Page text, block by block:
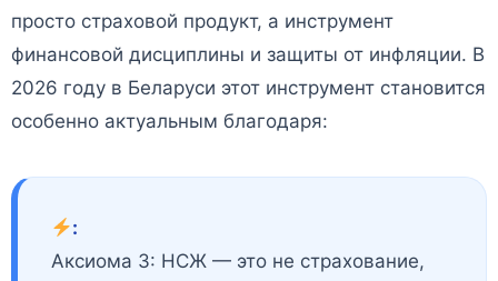
просто страховой продукт, а инструмент
финансовой дисциплины и защиты от инфляции. В
2026 году в Беларуси этот инструмент становится
особенно актуальным благодаря:
:
Аксиома 3: НСЖ — это не страхование,